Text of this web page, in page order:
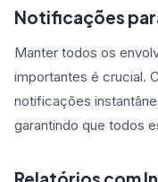
Notificações
Manter todos os
importantes é crucial.
notificações
garantindo que todos